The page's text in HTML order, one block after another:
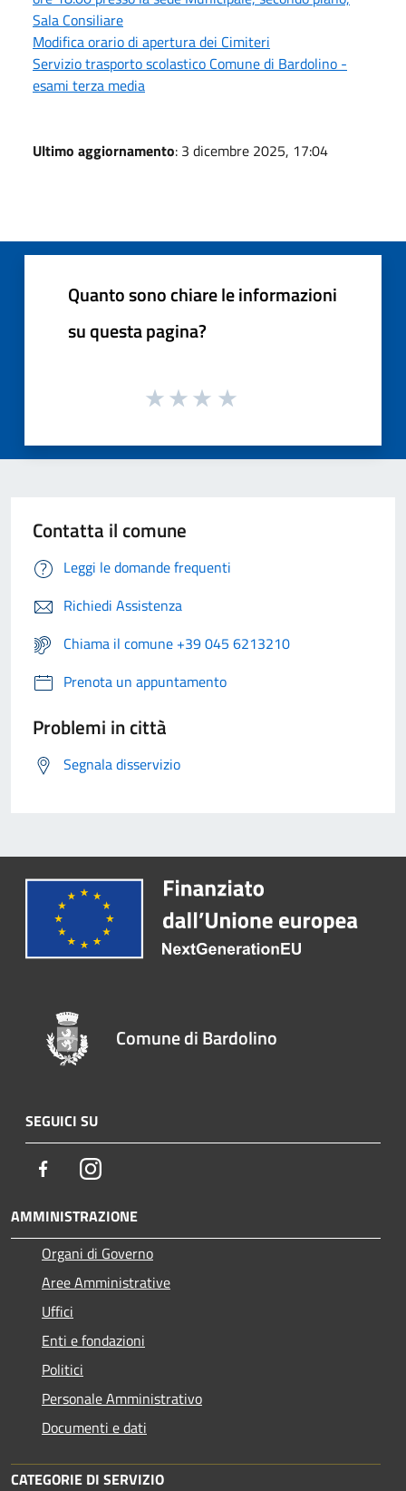
Sala Consiliare
Modifica orario di apertura dei Cimiteri
Servizio trasporto scolastico Comune di Bardolino -
esami terza media
Ultimo aggiornamento: 3 dicembre 2025, 17:04
Quanto sono chiare le informazioni
su questa pagina?
Contatta il comune
Leggi le domande frequenti
Richiedi Assistenza
Chiama il comune +39 045 6213210
Prenota un appuntamento
Problemi in città
Segnala disservizio
Comune di Bardolino
SEGUICI SU
FacebookInstagram
AMMINISTRAZIONE
Organi di Governo
Aree Amministrative
Uffici
Enti e fondazioni
Politici
Personale Amministrativo
Documenti e dati
CATEGORIE DI SERVIZIO